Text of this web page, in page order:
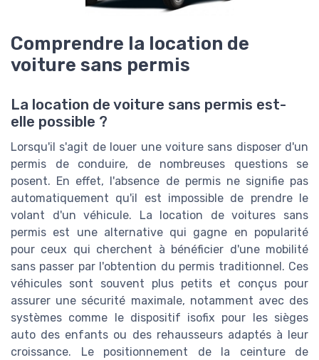
Comprendre la location de
voiture sans permis
La location de voiture sans permis est-
elle possible ?
Lorsqu'il s'agit de louer une voiture sans disposer d'un
permis de conduire, de nombreuses questions se
posent. En effet, l'absence de permis ne signifie pas
automatiquement qu'il est impossible de prendre le
volant d'un véhicule. La location de voitures sans
permis est une alternative qui gagne en popularité
pour ceux qui cherchent à bénéficier d'une mobilité
sans passer par l'obtention du permis traditionnel. Ces
véhicules sont souvent plus petits et conçus pour
assurer une sécurité maximale, notamment avec des
systèmes comme le dispositif isofix pour les sièges
auto des enfants ou des rehausseurs adaptés à leur
croissance. Le positionnement de la ceinture de